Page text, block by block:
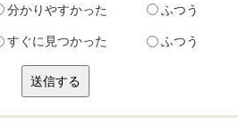
分かりやすかった ふつう
すぐに見つかった ふつう